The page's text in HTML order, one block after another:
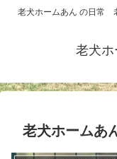
老犬ホームあん の日常
老犬
老犬ホームあ